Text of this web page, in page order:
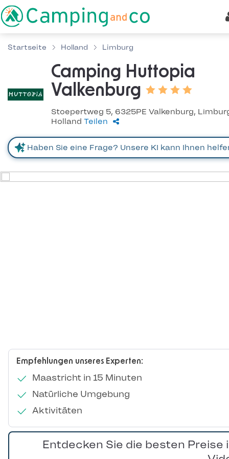
Startseite Holland Limburg
Camping Huttopia
Valkenburg
Stoepertweg 5, 6325PE Valkenburg,
Holland Teilen
Empfehlungen unseres Experten:
Maastricht in 15 Minuten
Natürliche Umgebung
Aktivitäten
Entdecken Sie die besten Preise